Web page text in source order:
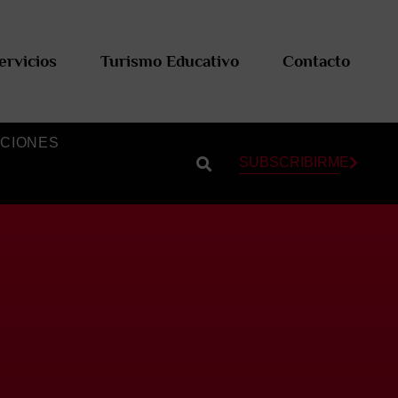
Turismo Educativo Contacto
SUBSCRIBIRME